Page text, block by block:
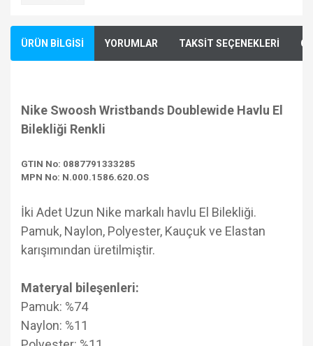
ÜRÜN BİLGİSİ YORUMLAR TAKSİT SEÇENEKLERİ
Nike Swoosh Wristbands Doublewide Havlu El
Bilekliği Renkli
GTIN No: 0887791333285
MPN No: N.000.1586.620.OS
İki Adet Uzun Nike markalı havlu El Bilekliği.
Pamuk, Naylon, Polyester, Kauçuk ve Elastan
karışımından üretilmiştir.
Materyal bileşenleri:
Pamuk: %74
Naylon: %11